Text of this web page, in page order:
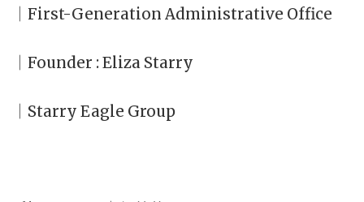
｜First-Generation Administrative Office
｜Founder : Eliza Starry
｜Starry Eagle Group